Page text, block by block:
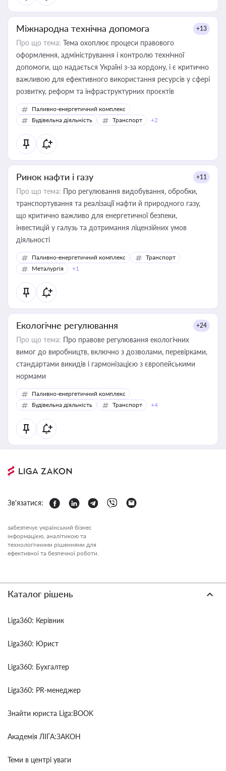
Міжнародна технічна допомога +13
Про що тема: Тема охоплює процеси правового
оформлення, адміністрування і контролю технічної
допомоги, що надається Україні з-за кордону, і є критично
важливою для ефективного використання ресурсів у сфері
розвитку, реформ та інфраструктурних проєктів
Паливно-енергетичний комплекс
Будівельна діяльність
Транспорт +2
Ринок нафти і газу +11
Про що тема: Про регулювання видобування, обробки,
транспортування та реалізації нафти й природного газу,
що критично важливо для енергетичної безпеки,
інвестицій у галузь та дотримання ліцензійних умов
діяльності
Паливно-енергетичний комплекс
Транспорт
Металургія
+1
Екологічне регулювання +24
Про що тема: Про правове регулювання екологічних
вимог до виробництв, включно з дозволами, перевірками,
стандартами викидів і гармонізацією з європейськими
нормами
Паливно-енергетичний комплекс
Будівельна діяльність
Транспорт +4
Зв'язатися:
забезпечує український бізнес
інформацією, аналітикою та
технологічними рішеннями для
ефективної та безпечної роботи.
Каталог рішень
Liga360: Керівник
Liga360: Юрист
Liga360: Бухгалтер
Liga360: PR-менеджер
Знайти юриста Liga:BOOK
Академія ЛІГА:ЗАКОН
Теми в центрі уваги